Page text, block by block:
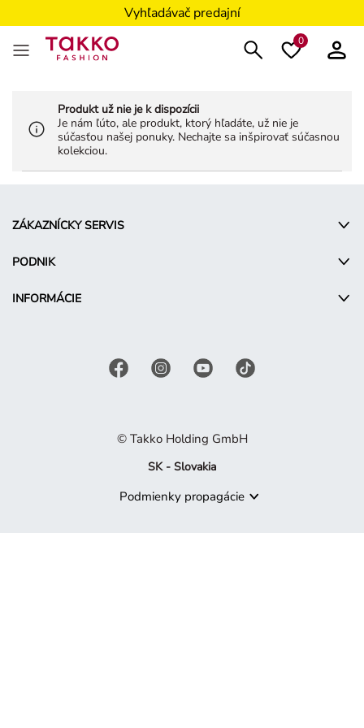
Vyhľadávač predajní
0
Produkt už nie je k dispozícii
Je nám ľúto, ale produkt, ktorý hľadáte, už nie je
súčasťou našej ponuky. Nechajte sa inšpirovať súčasnou
kolekciou.
ZÁKAZNÍCKY SERVIS
PODNIK
INFORMÁCIE
© Takko Holding GmbH
SK - Slovakia
Podmienky propagácie